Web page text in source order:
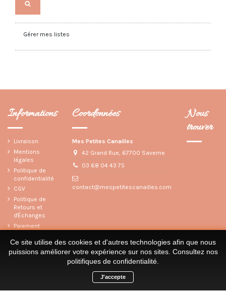
Gérer mes listes
Informations
Livraison
Mentions
légales
Politique de
confidentialité
CGV
Politique de
Retours et
d'Échanges
Paiement
Contactez-
nous
Coordonnées
Mes Petites Canailles
42 Grand Rue, 67700 Saverne
03 68 04 43 75
contact@mespetitescanailles.com
Nous
trouver
Ce site utilise des cookies et d'autres technologies afin que nous
puissions améliorer votre expérience sur nos sites. Consultez nos
politifiques de confidentialité
J'accepte
★ Blog de Mes Petites Canailles